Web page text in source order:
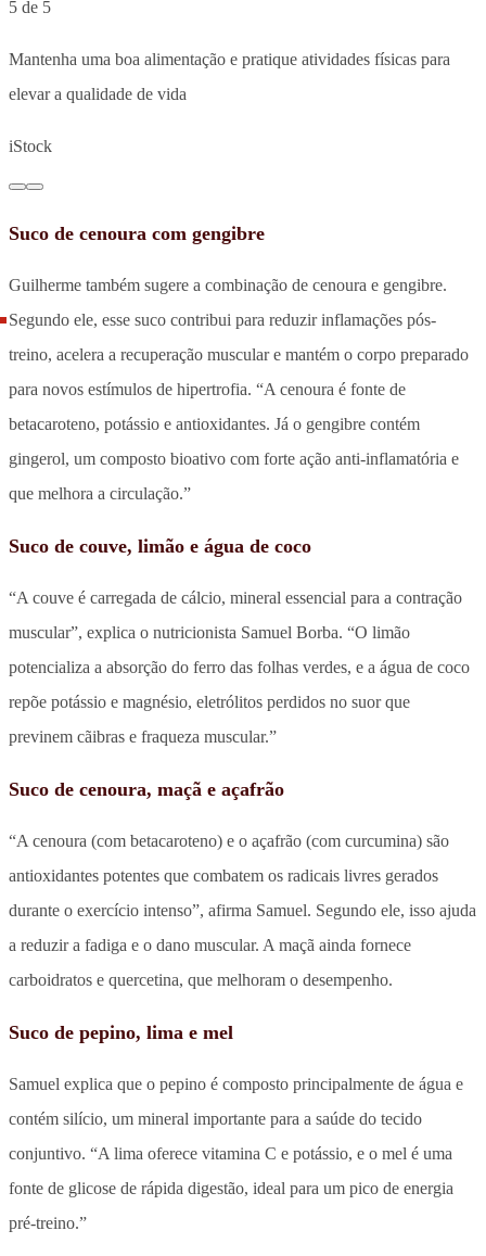
5 de 5
Mantenha uma boa alimentação e pratique atividades físicas para
elevar a qualidade de vida
iStock
Suco de cenoura com gengibre
Guilherme também sugere a combinação de cenoura e gengibre.
Segundo ele, esse suco contribui para reduzir inflamações pós-
treino, acelera a recuperação muscular e mantém o corpo preparado
para novos estímulos de hipertrofia. “A cenoura é fonte de
betacaroteno, potássio e antioxidantes. Já o gengibre contém
gingerol, um composto bioativo com forte ação anti-inflamatória e
que melhora a circulação.”
Suco de couve, limão e água de coco
“A couve é carregada de cálcio, mineral essencial para a contração
muscular”, explica o nutricionista Samuel Borba. “O limão
potencializa a absorção do ferro das folhas verdes, e a água de coco
repõe potássio e magnésio, eletrólitos perdidos no suor que
previnem cãibras e fraqueza muscular.”
Suco de cenoura, maçã e açafrão
“A cenoura (com betacaroteno) e o açafrão (com curcumina) são
antioxidantes potentes que combatem os radicais livres gerados
durante o exercício intenso”, afirma Samuel. Segundo ele, isso ajuda
a reduzir a fadiga e o dano muscular. A maçã ainda fornece
carboidratos e quercetina, que melhoram o desempenho.
Suco de pepino, lima e mel
Samuel explica que o pepino é composto principalmente de água e
contém silício, um mineral importante para a saúde do tecido
conjuntivo. “A lima oferece vitamina C e potássio, e o mel é uma
fonte de glicose de rápida digestão, ideal para um pico de energia
pré-treino.”